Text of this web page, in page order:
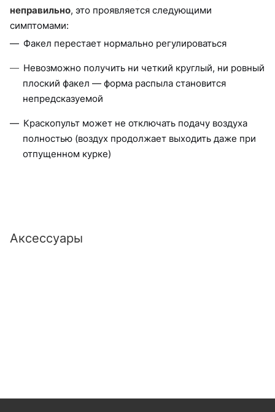
неправильно, это проявляется следующими
симптомами:
Факел перестает нормально регулироваться
Невозможно получить ни четкий круглый, ни ровный
плоский факел — форма распыла становится
непредсказуемой
Краскопульт может не отключать подачу воздуха
полностью (воздух продолжает выходить даже при
отпущенном курке)
Аксессуары